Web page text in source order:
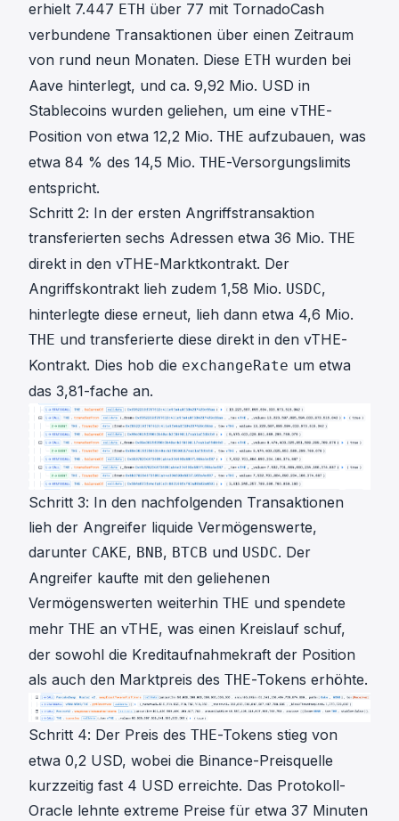
erhielt 7.447 ETH über 77 mit TornadoCash
verbundene Transaktionen über einen Zeitraum
von rund neun Monaten. Diese ETH wurden bei
Aave hinterlegt, und ca. 9,92 Mio. USD in
Stablecoins wurden geliehen, um eine vTHE-
Position von etwa 12,2 Mio. THE aufzubauen, was
etwa 84 % des 14,5 Mio. THE-Versorgungslimits
entspricht.
Schritt 2: In der ersten Angriffstransaktion
transferierten sechs Adressen etwa 36 Mio. THE
direkt in den vTHE-Marktkontrakt. Der
Angriffskontrakt lieh zudem 1,58 Mio. USDC,
hinterlegte diese erneut, lieh dann etwa 4,6 Mio.
THE und transferierte diese direkt in den vTHE-
Kontrakt. Dies hob die exchangeRate um etwa
das 3,81-fache an.
Schritt 3: In den nachfolgenden Transaktionen
lieh der Angreifer liquide Vermögenswerte,
darunter CAKE, BNB, BTCB und USDC. Der
Angreifer kaufte mit den geliehenen
Vermögenswerten weiterhin THE und spendete
mehr THE an vTHE, was einen Kreislauf schuf,
der sowohl die Kreditaufnahmekraft der Position
als auch den Marktpreis des THE-Tokens erhöhte.
Schritt 4: Der Preis des THE-Tokens stieg von
etwa 0,2 USD, wobei die Binance-Preisquelle
kurzzeitig fast 4 USD erreichte. Das Protokoll-
Oracle lehnte extreme Preise für etwa 37 Minuten